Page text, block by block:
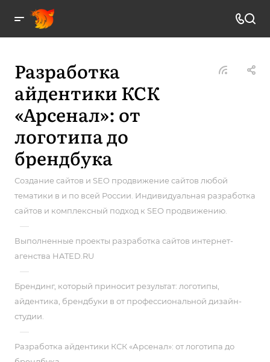
Разработка
айдентики КСК
«Арсенал»: от
логотипа до
брендбука
Создание сайтов и SEO продвижение сайтов любой
тематики в и по всей России. Индивидуальная разработка
сайтов и комплексный подход к SEO продвижению.
—
Выполненные проекты разработка сайтов интернет-
агенства HATED.RU
—
Брендинг, который приносит результат: логотипы,
айдентика, брендбуки в от профессиональной дизайн-
студии.
—
Разработка айдентики КСК «Арсенал»: от логотипа до